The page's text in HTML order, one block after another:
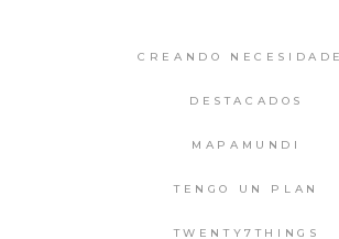
CREANDO
DESTACADOS
MAPAMUNDI
TENGO UN PLAN
TWENTY7THINGS